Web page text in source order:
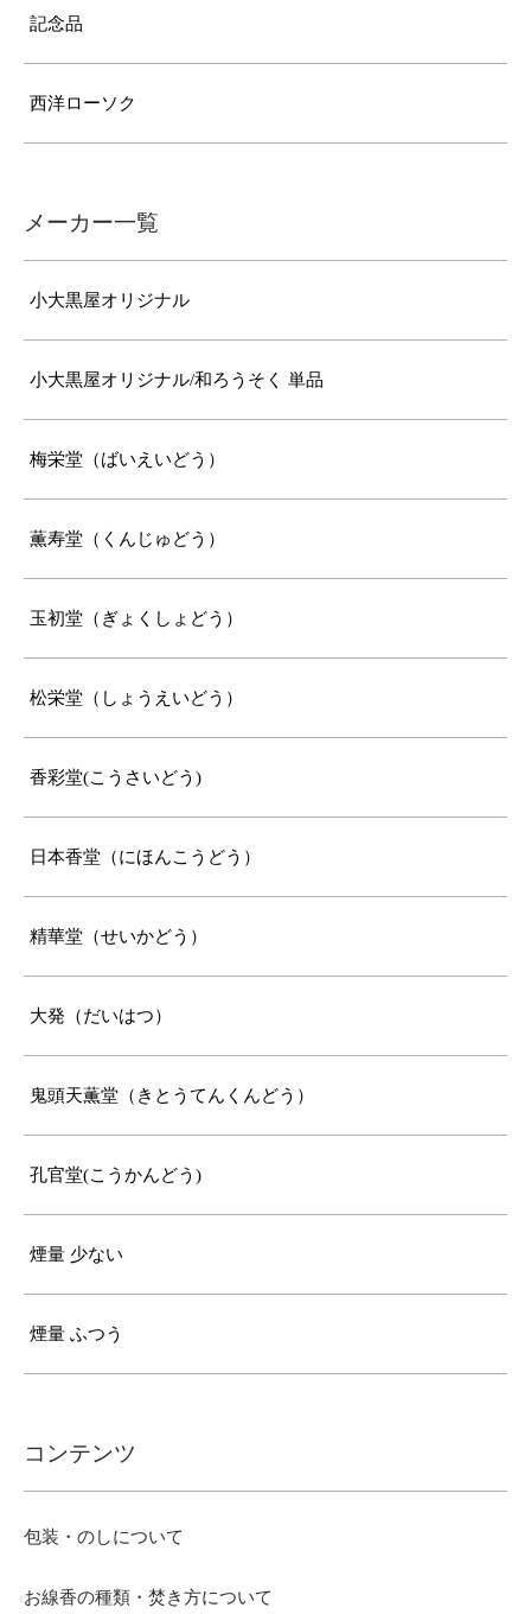
記念品
西洋ローソク
メーカー一覧
小大黒屋オリジナル
小大黒屋オリジナル/和ろうそく 単品
梅栄堂（ばいえいどう）
薫寿堂（くんじゅどう）
玉初堂（ぎょくしょどう）
松栄堂（しょうえいどう）
香彩堂(こうさいどう)
日本香堂（にほんこうどう）
精華堂（せいかどう）
大発（だいはつ）
鬼頭天薫堂（きとうてんくんどう）
孔官堂(こうかんどう)
煙量 少ない
煙量 ふつう
コンテンツ
包装・のしについて
お線香の種類・焚き方について